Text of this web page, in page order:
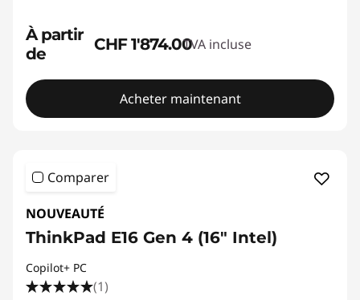
À partir
de
CHF 1'874.00TVA incluse
Acheter maintenant
Comparer
NOUVEAUTÉ
ThinkPad E16 Gen 4 (16" Intel)
Copilot+ PC
(1)